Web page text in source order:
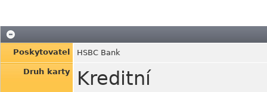
Poskytovatel HSBC Bank
Druh karty Kreditní